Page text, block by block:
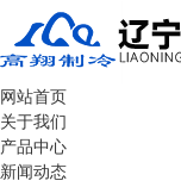
网站首页
关于我们
产品中心
新闻动态